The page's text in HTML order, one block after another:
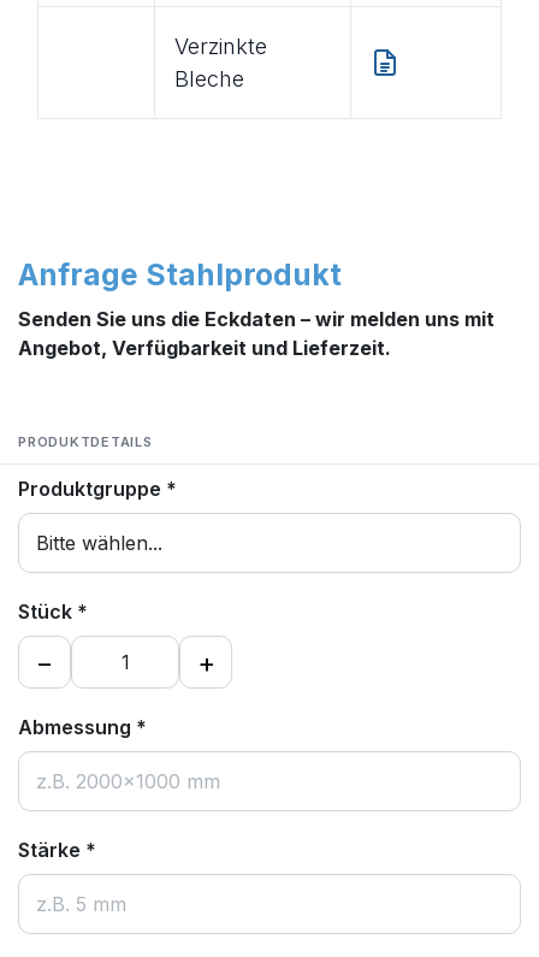
Verzinkte
Bleche
Anfrage Stahlprodukt
Senden Sie uns die Eckdaten – wir melden uns mit
Angebot, Verfügbarkeit und Lieferzeit.
PRODUKTDETAILS
Produktgruppe *
Stück *
− +
Abmessung *
Stärke *